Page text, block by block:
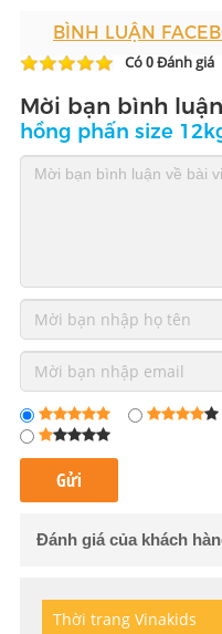
BÌNH LUẬN
Có 0 Đánh giá
Mời bạn bình luận
hồng phấn size
Đánh giá của khách
Thời trang Vinakids